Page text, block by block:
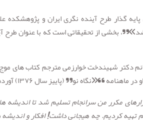
پایه گذار طرح آینده نگری ایران و پژوهشکده
بخشی از تحقیقاتی است که با عنوان طرح
دکتر شهیندخت خوارزمی مترجم کتاب های موج
“«نگاه نو” (پاییز سال ۱۳۷۶) آورده است:
مکرر من سرانجام تسلیم شد تا اندیشه
تهیه کردیم. چه هیجانی داشت! افکار و